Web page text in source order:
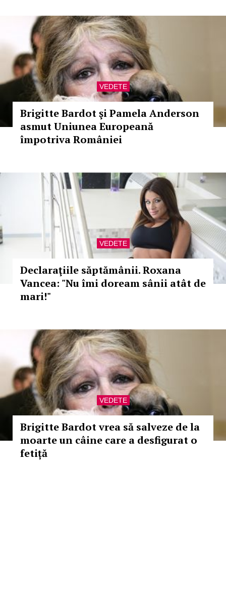
VEDETE
Brigitte Bardot şi Pamela Anderson
asmut Uniunea Europeană
împotriva României
VEDETE
Declaraţiile săptămânii. Roxana
Vancea: "Nu îmi doream sânii atât de
mari!"
VEDETE
Brigitte Bardot vrea să salveze de la
moarte un câine care a desfigurat o
fetiță